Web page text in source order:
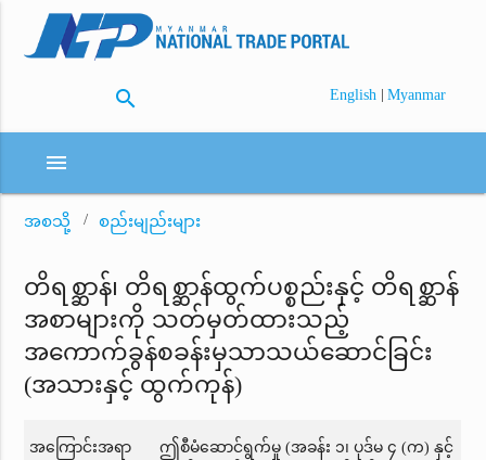
search English | Myanmar
menu
အစသို့ စည်းမျည်းများ
တိရစ္ဆာန်၊ တိရစ္ဆာန်ထွက်ပစ္စည်းနှင့် တိရစ္ဆာန်
အစာများကို သတ်မှတ်ထားသည့်
အကောက်ခွန်စခန်းမှသာသယ်ဆောင်ခြင်း
(အသားနှင့် ထွက်ကုန်)
အကြောင်းအရာ
ဤစီမံဆောင်ရွက်မှု (အခန်း ၁၊ ပုဒ်မ ၄ (က) နှင့်